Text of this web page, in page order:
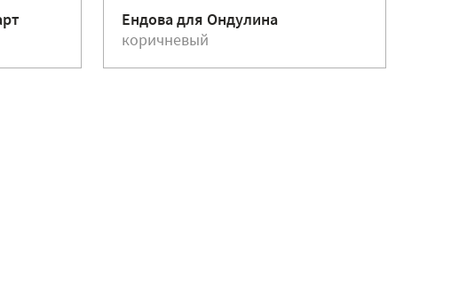
Ендова для Ондулина
коричневый